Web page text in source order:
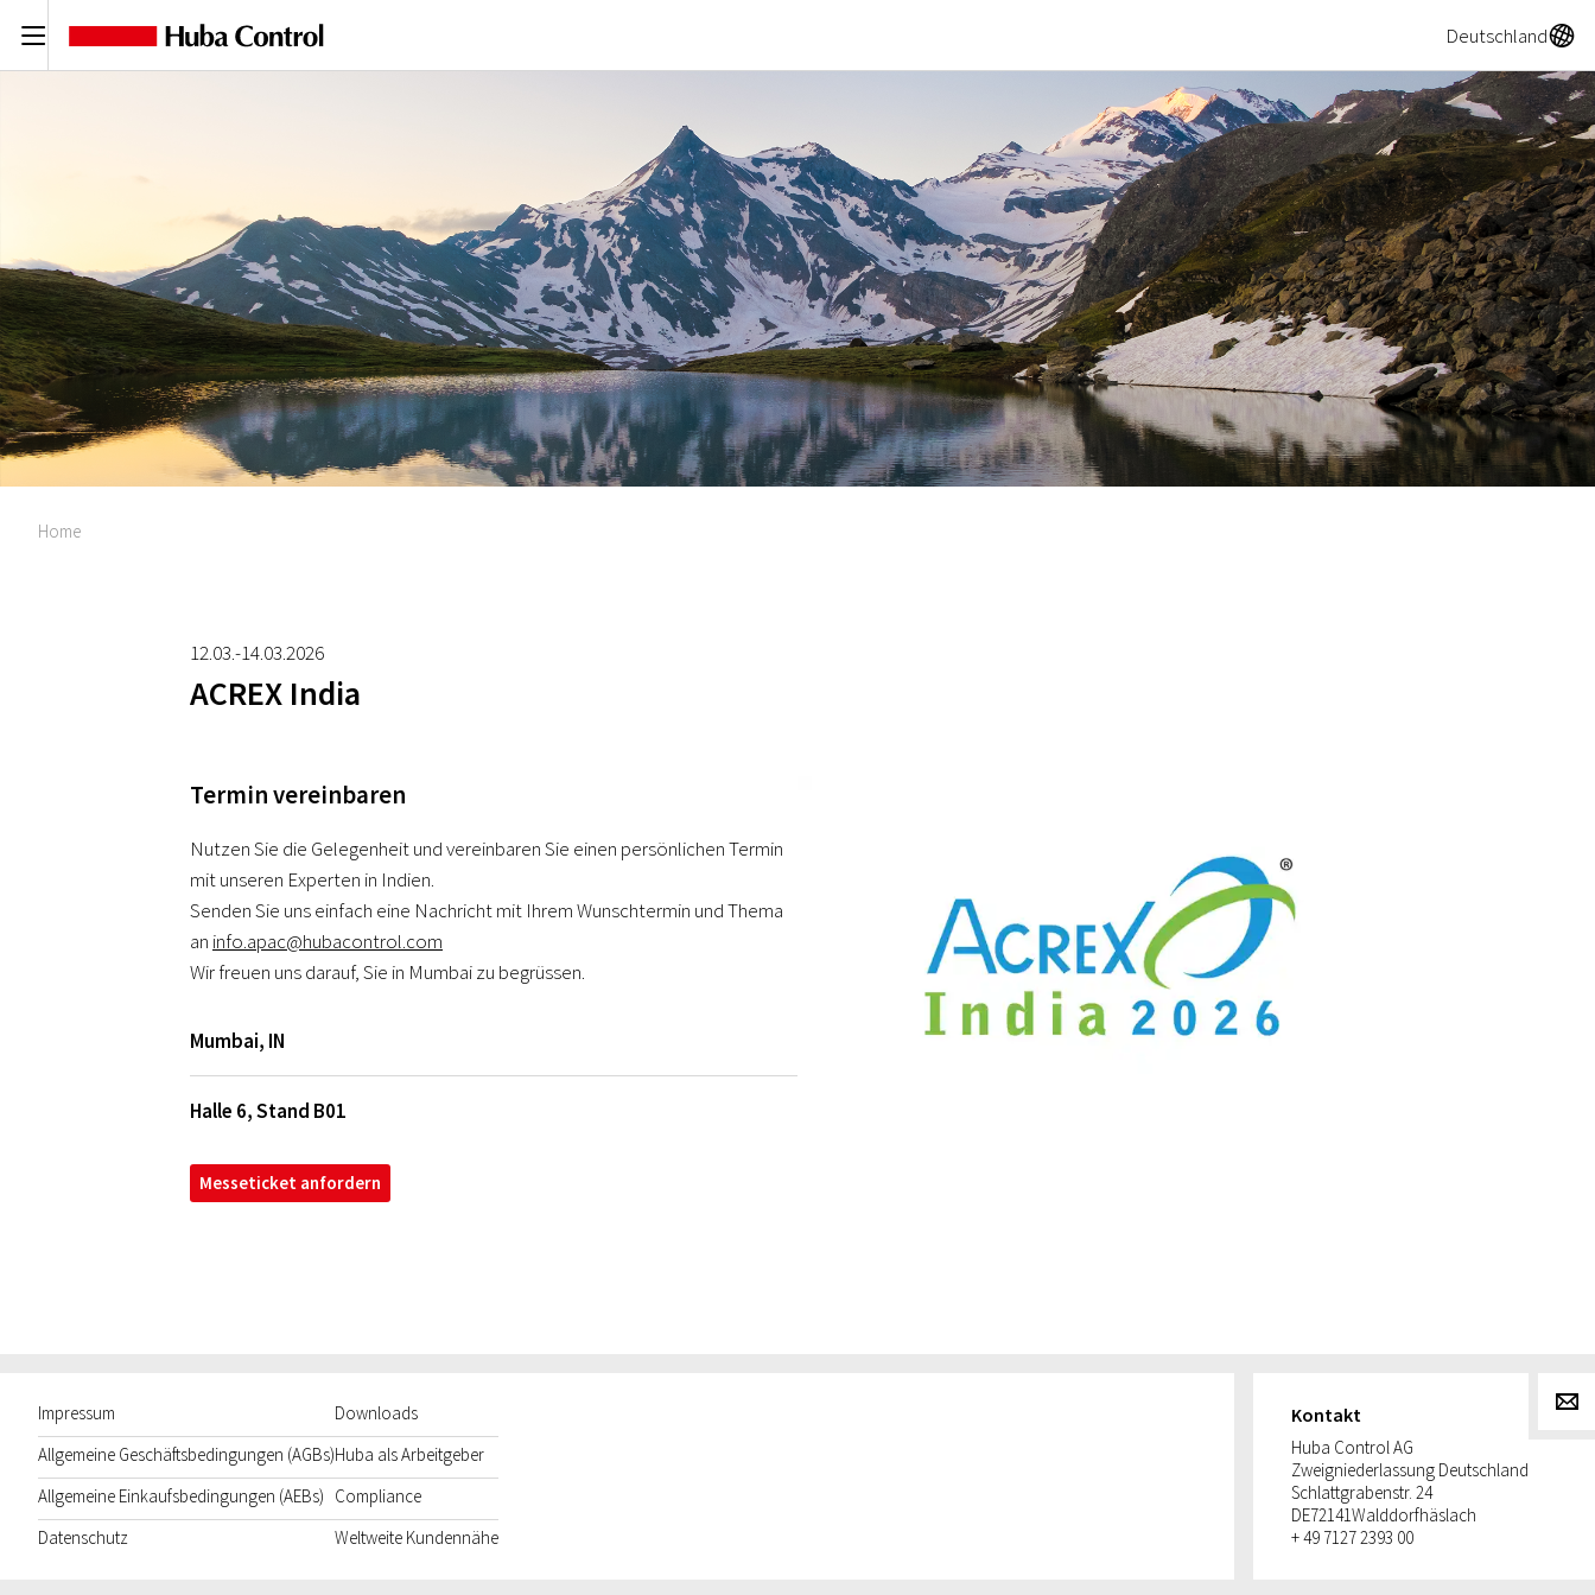
C DeutschlandA
Home
12.03.-14.03.2026
ACREX India
Termin vereinbaren
Nutzen Sie die Gelegenheit und vereinbaren Sie einen persönlichen Termin
mit unseren Experten in Indien.
Senden Sie uns einfach eine Nachricht mit Ihrem Wunschtermin und Thema
an info.apac@hubacontrol.com
Wir freuen uns darauf, Sie in Mumbai zu begrüssen.
Mumbai, IN
Halle 6, Stand B01
Messeticket anfordern
Impressum
Allgemeine Geschäftsbedingungen (AGBs)
Allgemeine Einkaufsbedingungen (AEBs)
Datenschutz
Downloads
Huba als Arbeitgeber
Compliance
Weltweite Kundennähe
Kontakt
Huba Control AG
Zweigniederlassung Deutschland
Schlattgrabenstr. 24
DE72141Walddorfhäslach
+ 49 7127 2393 00
g